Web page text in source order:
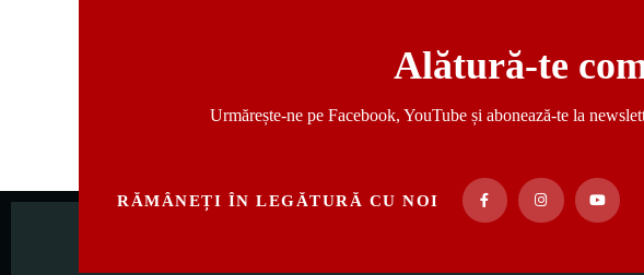
Alătură-te
Urmărește-ne pe Facebook, YouTube și abonează-te la
RĂMÂNEȚI ÎN LEGĂTURĂ CU NOI